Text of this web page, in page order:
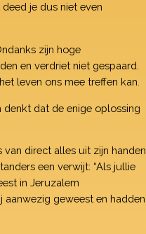
je dus niet even
zijn hoge
en verdriet niet gespaard.
leven ons mee treffen kan.
denkt dat de enige oplossing
direct alles uit zijn handen
een verwijt: “Als jullie
in Jeruzalem
aanwezig geweest en hadden